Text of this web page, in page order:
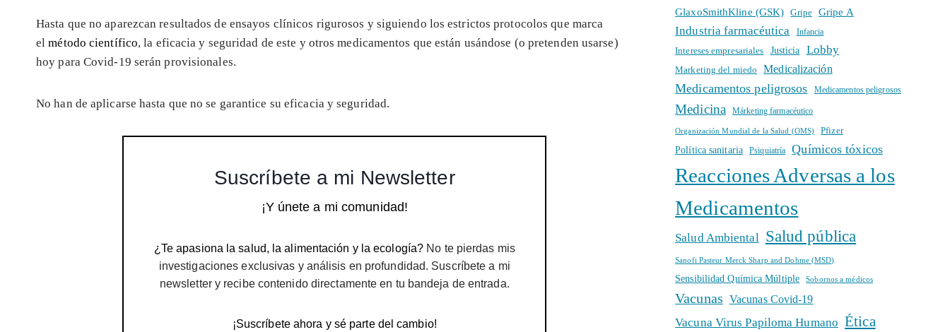
Hasta que no aparezcan resultados de ensayos clínicos rigurosos y siguiendo los estrictos protocolos que marca
elmétodo científico, la eficacia y seguridad de este y otros medicamentos que están usándose (o pretenden usarse)
hoy para Covid-19 serán provisionales.
No han de aplicarse hasta que no se garantice su eficacia y seguridad.
Suscríbete a mi Newsletter
¡Y únete a mi comunidad!
¿Te apasiona la salud, la alimentación y la ecología? No te pierdas mis
investigaciones exclusivas y análisis en profundidad. Suscríbete a mi
newsletter y recibe contenido directamente en tu bandeja de entrada.
¡Suscríbete ahora y sé parte del cambio!
GlaxoSmithKline (GSK) Gripe Gripe A
Industria farmacéutica Infancia
Intereses empresariales Justicia Lobby
Marketing del miedo Medicalización
Medicamentos peligrosos Medicamentos peligrosos
Medicina Márketing farmacéutico
Organización Mundial de la Salud (OMS) Pfizer
Política sanitaria Psiquiatría Químicos tóxicos
Reacciones Adversas a los
Medicamentos
Salud Ambiental Salud pública
Sanofi Pasteur Merck Sharp and Dohme (MSD)
Sensibilidad Química Múltiple Sobornos a médicos
Vacunas Vacunas Covid-19
Vacuna Virus Papiloma Humano Ética